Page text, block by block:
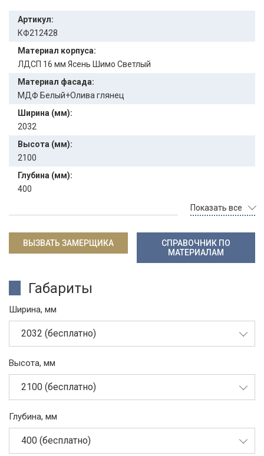
Артикул:
КФ212428
Материал корпуса:
ЛДСП 16 мм Ясень Шимо Светлый
Материал фасада:
МДФ Белый+Олива глянец
Ширина (мм):
2032
Высота (мм):
2100
Глубина (мм):
400
Показать все
ВЫЗВАТЬ ЗАМЕРЩИКА
СПРАВОЧНИК ПО
МАТЕРИАЛАМ
Габариты
Ширина, мм
2032 (бесплатно)
Высота, мм
2100 (бесплатно)
Глубина, мм
400 (бесплатно)